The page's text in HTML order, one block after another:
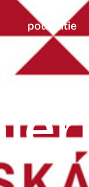
podujatie